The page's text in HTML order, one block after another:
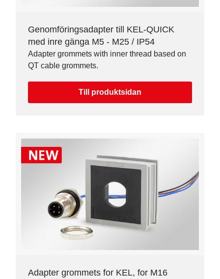
Genomföringsadapter till KEL-QUICK
med inre gänga M5 - M25 / IP54
Adapter grommets with inner thread based on
QT cable grommets.
Till produktsidan
Adapter grommets for KEL, for M16